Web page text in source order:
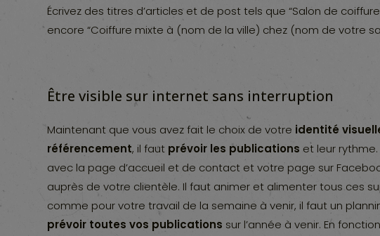
Écrivez des titres d’articles et de post tels que “Salon de
encore “Coiffure mixte à (nom de la ville) chez (nom de votre
Être visible sur internet sans interruption
Maintenant que vous avez fait le choix de votre identité
référencement, il faut prévoir les publications et leur
avec la page d’accueil et de contact et votre page sur
auprès de votre clientèle. Il faut animer et alimenter tous ces
comme pour votre travail de la semaine à venir, il faut un
prévoir toutes vos publications sur l’année à venir. En